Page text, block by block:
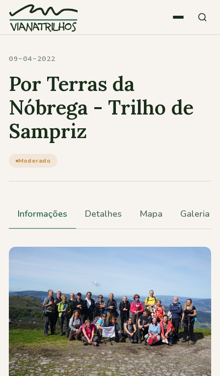
Quem somos
Atividades
Estatísticas
Participações
09-04-2022
Por Terras da
Nóbrega - Trilho de
Sampriz
Moderado
Informações Detalhes Mapa Galeria